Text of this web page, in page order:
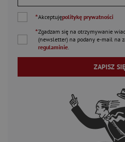
*Akceptujępolitykę prywatności
*Zgadzam się na otrzymywanie
(newsletter) na podany e-mail na
regulaminie.
ZAPISZ SIĘ